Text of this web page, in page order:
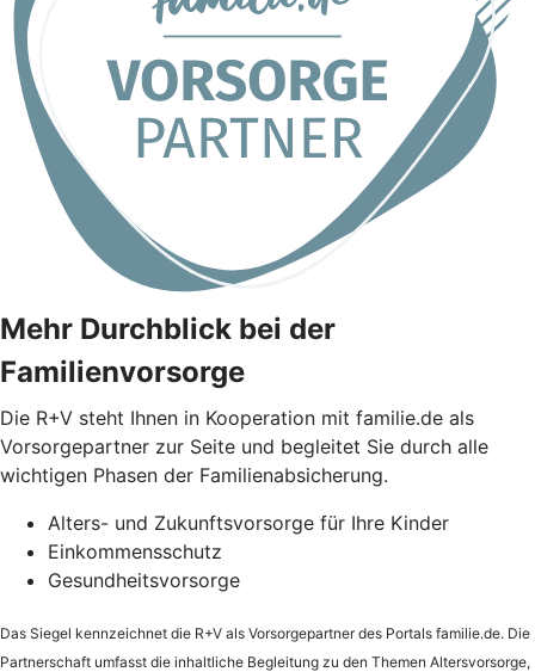
Mehr Durchblick bei der
Familienvorsorge
Die R+V steht Ihnen in Kooperation mit familie.de als
Vorsorgepartner zur Seite und begleitet Sie durch alle
wichtigen Phasen der Familienabsicherung.
Alters- und Zukunftsvorsorge für Ihre Kinder
Einkommensschutz
Gesundheitsvorsorge
Das Siegel kennzeichnet die R+V als Vorsorgepartner des Portals familie.de. Die
Partnerschaft umfasst die inhaltliche Begleitung zu den Themen Altersvorsorge,